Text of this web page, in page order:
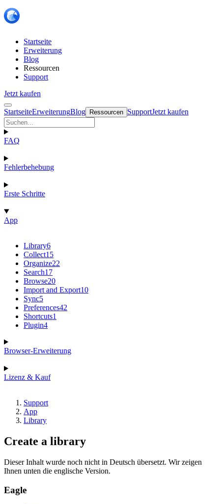
Startseite
Erweiterung
Blog
Ressourcen
Support
Jetzt kaufen
StartseiteErweiterungBlog Ressourcen SupportJetzt kaufen
FAQ
Fehlerbehebung
Erste Schritte
App
Library6
Collect15
Organize22
Search17
Browse20
Import and Export10
Sync5
Preferences42
Shortcuts1
Plugin4
Browser-Erweiterung
Lizenz & Kauf
Support
App
Library
Create a library
Dieser Inhalt wurde noch nicht in Deutsch übersetzt. Wir zeigen
Ihnen unten die englische Version.
Eagle